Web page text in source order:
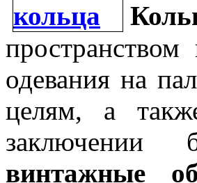
одевания на
целям, а
заключении
винтажные